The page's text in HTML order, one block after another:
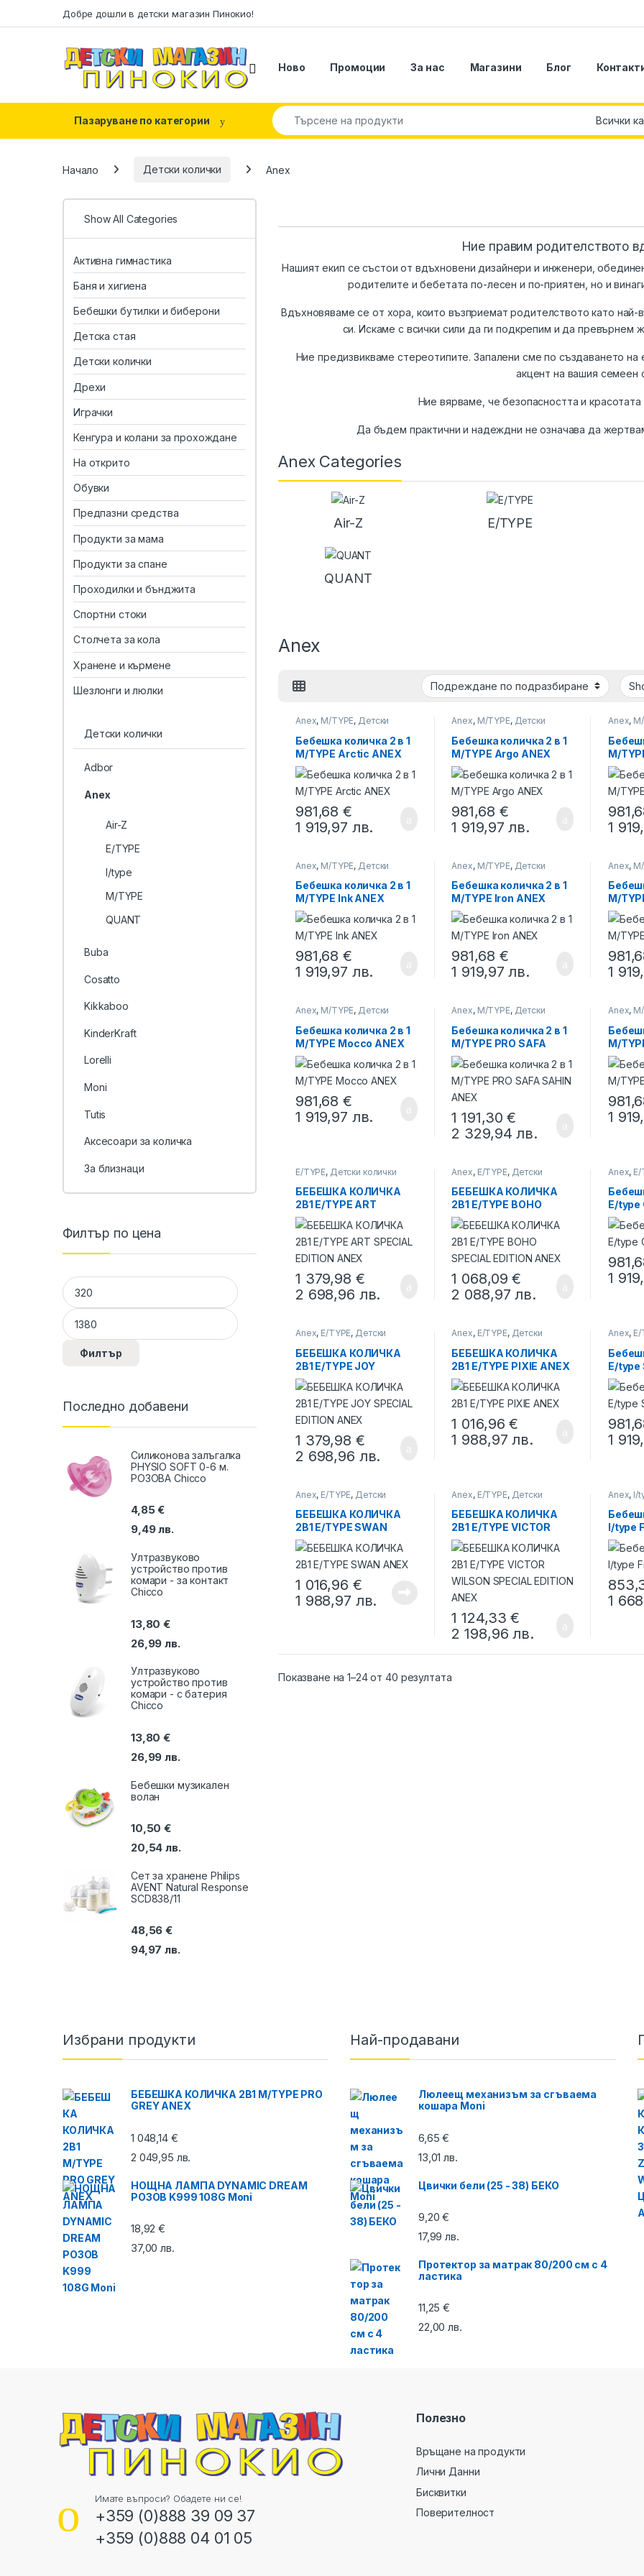
Добре дошли в детски магазин Пинокио!
Ново Промоции За нас Магазини Блог
Пазаруване по категории
Search for:
Начало Детски колички Anex
Ние правим родителството
Нашият екип се състои от вдъхновени дизайнери и инженери,
родителите и бебетата по-лесен и по-приятен, но и
Вдъхновяваме се от хора, които възприемат родителството като
си. Искаме с всички сили да ги подкрепим и да превърнем
Ние предизвикваме стереотипите. Запалени сме по създаването
акцент на вашия семеен
Ние вярваме, че безопасността и
Да бъдем практични и надеждни не означава да
Anex Categories
Air-Z E/TYPE
QUANT
Anex
Anex, M/TYPE, Детски
Бебешка количка 2 в 1
M/TYPE Arctic ANEX
981,68€
1 919,97 лв.
Anex, M/TYPE, Детски
Бебешка количка 2 в 1
M/TYPE Argo ANEX
981,68 €
1 919,97лв.
Anex,
M/
1
Anex, M/TYPE, Детски
колички
Бебешка количка 2 в 1
M/TYPE Ink ANEX
981,68€
1 919,97 лв.
Anex, M/TYPE, Детски
колички
Бебешка количка 2 в 1
M/TYPE Iron ANEX
981,68 €
1 919,97лв.
Anex,
колички
M/
1
Anex, M/TYPE, Детски
Бебешка количка 2 в 1
M/TYPE Mocco ANEX
981,68€
1 919,97 лв.
Anex, M/TYPE, Детски
Бебешка количка 2 в 1
M/TYPE PRO SAFA
SAHIN ANEX
1 191,30€
2 329,94лв.
Anex,
M/
1
E/TYPE, Детски колички
БЕБЕШКА КОЛИЧКА
2В1 E/TYPE ART
SPECIAL EDITION ANEX
1 379,98 €
2 698,96 лв.
Anex, E/TYPE, Детски
колички
БЕБЕШКА КОЛИЧКА
2В1 E/TYPE BOHO
SPECIAL EDITION ANEX
1 068,09€
2 088,97лв.
Anex, E/
колички
E/type
1
Anex, E/TYPE, Детски
БЕБЕШКА КОЛИЧКА
2В1 E/TYPE JOY
SPECIAL EDITION ANEX
1 379,98 €
2 698,96 лв.
Anex, E/TYPE, Детски
БЕБЕШКА КОЛИЧКА
2В1 E/TYPE PIXIE ANEX
1 016,96€
1 988,97лв.
Anex, E/
E/type
1
Anex, E/TYPE, Детски
колички
БЕБЕШКА КОЛИЧКА
2В1 E/TYPE SWAN
ANEX
1 016,96 €
1 988,97 лв.
Anex, E/TYPE, Детски
колички
БЕБЕШКА КОЛИЧКА
2В1 E/TYPE VICTOR
WILSON SPECIAL
EDITION ANEX
1 124,33€
2 198,96лв.
Anex, l/
l/type
1
Показване на 1–24 от 40 резултата
Show All Categories
Активна гимнастика
Баня и хигиена
Бебешки бутилки и биберони
Детска стая
Детски колички
Дрехи
Играчки
Кенгура и колани за прохождане
На открито
Обувки
Предпазни средства
Продукти за мама
Продукти за спане
Проходилки и бънджита
Спортни стоки
Столчета за кола
Хранене и кърмене
Шезлонги и люлки
Детски колички
Adbor
Anex
Air-Z
E/TYPE
l/type
M/TYPE
QUANT
Buba
Cosatto
Kikkaboo
KinderKraft
Lorelli
Moni
Tutis
Аксесоари за количка
За близнаци
Филтър по цена
Минимална цена
Максимална цена
Филтър
Последно добавени
Силиконова залъгалка
PHYSIO SOFТ 0-6 м.
РОЗОВА Chicco
4,85€
9,49лв.
Ултразвуково
устройство против
комари - за контакт
Chicco
13,80€
26,99лв.
Ултразвуково
устройство против
комари - с батерия
Chicco
13,80€
26,99лв.
Бебешки музикален
волан
10,50€
20,54лв.
Сет за хранене Philips
AVENT Natural Response
SCD838/11
48,56€
94,97лв.
Избрани продукти
БЕБЕШКА КОЛИЧКА 2В1 M/TYPE PRO
GREY ANEX
1 048,14 €
2 049,95 лв.
НОЩНА ЛАМПА DYNAMIC DREAM
РОЗОВ K999 108G Moni
18,92€
37,00лв.
Най-продавани
Люлеещ механизъм за сгъваема
кошара Moni
6,65€
13,01лв.
Цвички бели (25 - 38) БЕКО
9,20€
17,99лв.
Протектор за матрак 80/200 см с 4
ластика
11,25€
22,00лв.
Имате въпроси? Обадете ни се!
+359 (0)888 39 09 37
+359 (0)888 04 01 05
Полезно
Връщане на продукти
Лични Данни
Бисквитки
Поверителност